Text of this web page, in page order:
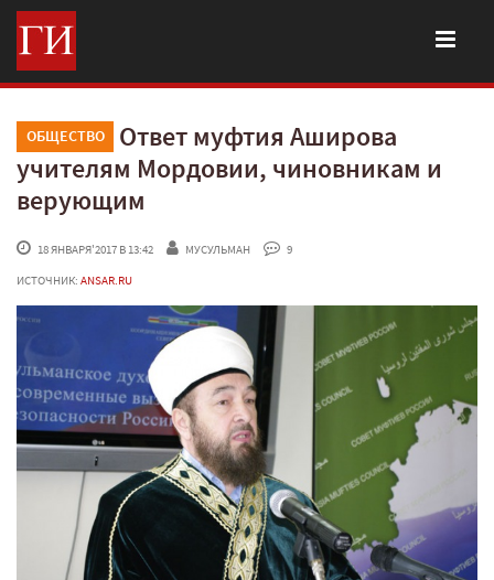
ОБЩЕСТВО
Ответ муфтия Аширова
учителям Мордовии, чиновникам и
верующим
18 ЯНВАРЯ'2017 В 13:42 МУСУЛЬМАН
9
ИСТОЧНИК: ANSAR.RU